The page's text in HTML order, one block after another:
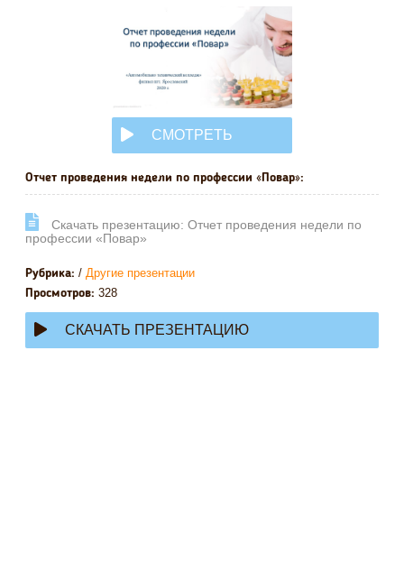
СМОТРЕТЬ
Отчет проведения недели по профессии «Повар»:
Cкачать презентацию: Отчет проведения недели по
профессии «Повар»
Рубрика: / Другие презентации
Просмотров: 328
СКАЧАТЬ ПРЕЗЕНТАЦИЮ